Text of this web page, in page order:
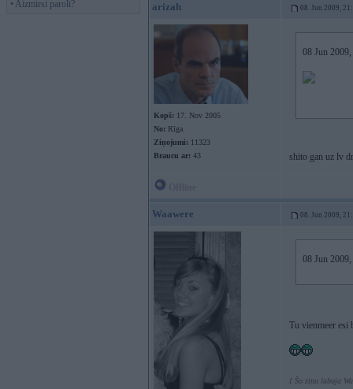
• Aizmirsi paroli?
arizah 08. Jun 2009,
Kopš: 17. Nov 2005
No: Rīga
Ziņojumi: 11323
Braucu ar: 43
08 Jun
shito gan uz lv
Waawere 08. Jun 2009,
08 Jun
Tu vienmeer esi
[ Šo ziņu laboja